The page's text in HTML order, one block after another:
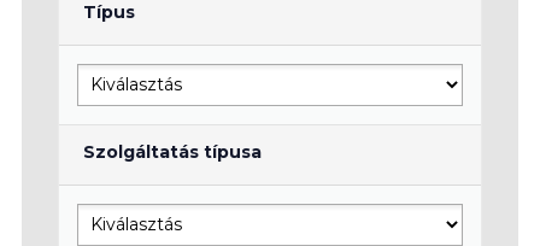
Típus
Szolgáltatás típusa